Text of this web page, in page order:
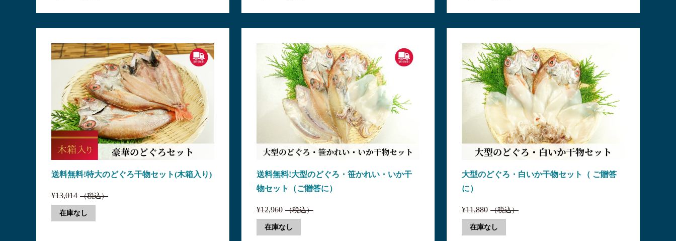
送料無料!特大のどぐろ干物セット(木箱入り)
¥13,014 （税込）
在庫なし
送料無料!大型のどぐろ・笹かれい・いか干
物セット（ご贈答に）
¥12,960 （税込）
在庫なし
大型のどぐろ・白いか干物セット（ ご贈答
に）
¥11,880 （税込）
在庫なし